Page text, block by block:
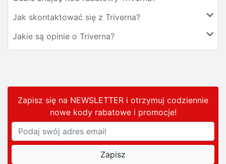
Jak skontaktować się z Triverna?
Jakie są opinie o Triverna?
Zapisz się na NEWSLETTER i otrzymuj codziennie
nowe kody rabatowei promocje!